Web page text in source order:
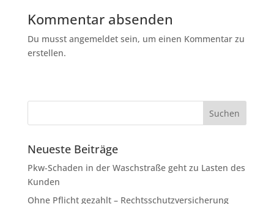
Kommentar absenden
Du musst angemeldet sein, um einen Kommentar zu
erstellen.
Neueste Beiträge
Pkw-Schaden in der Waschstraße geht zu Lasten des
Kunden
Ohne Pflicht gezahlt – Rechtsschutzversicherung